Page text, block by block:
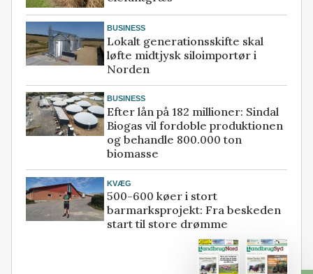
BUSINESS
Lokalt generationsskifte skal
løfte midtjysk siloimportør i
Norden
BUSINESS
Efter lån på 182 millioner: Sindal
Biogas vil fordoble produktionen
og behandle 800.000 ton
biomasse
KVÆG
500-600 køer i stort
barmarksprojekt: Fra beskeden
start til store drømme